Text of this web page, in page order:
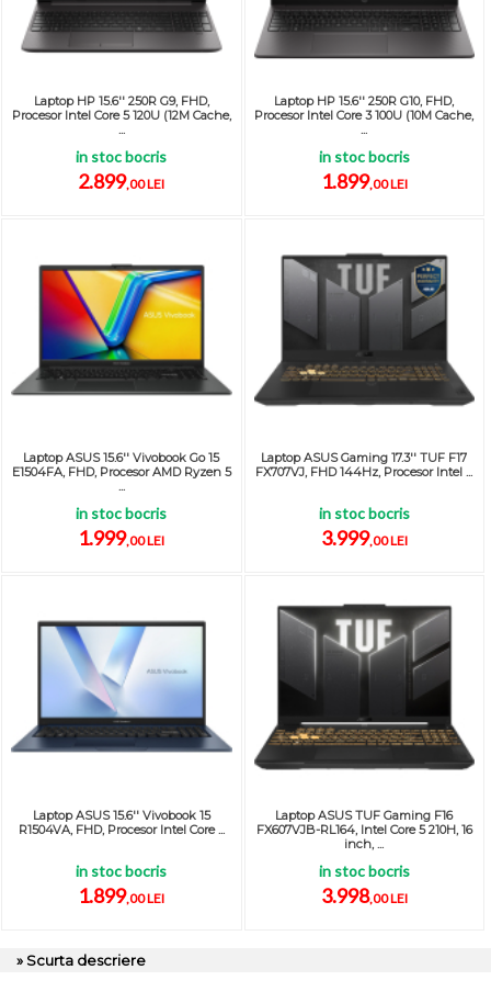
Laptop HP 15.6'' 250R G9, FHD,
Procesor Intel Core 5 120U (12M Cache,
in stoc bocris
2.899,00 LEI
Laptop HP 15.6'' 250R G10, FHD,
Procesor Intel Core 3 100U (10M Cache,
in stoc bocris
1.899,00 LEI
Laptop ASUS 15.6'' Vivobook Go 15
E1504FA, FHD, Procesor AMD Ryzen 5
...
in stoc bocris
1.999,00 LEI
Laptop ASUS Gaming 17.3'' TUF F17
FX707VJ, FHD 144Hz, Procesor Intel ...
in stoc bocris
3.999,00 LEI
Laptop ASUS 15.6'' Vivobook 15
R1504VA, FHD, Procesor Intel Core ...
in stoc bocris
1.899,00 LEI
Laptop ASUS TUF Gaming F16
FX607VJB-RL164, Intel Core 5 210H, 16
inch, ...
in stoc bocris
3.998,00 LEI
» Scurta descriere